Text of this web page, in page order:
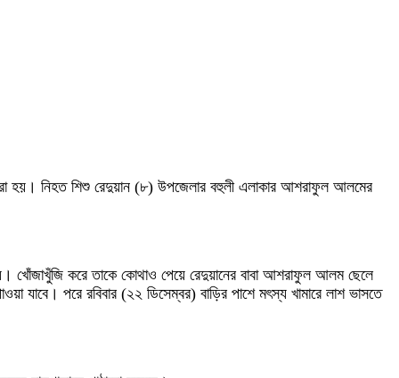
হয়। নিহত শিশু রেদুয়ান (৮) উপজেলার বহুলী এলাকার আশরাফুল আলমের
হয়। খোঁজাখুঁজি করে তাকে কোথাও পেয়ে রেদুয়ানের বাবা আশরাফুল আলম ছেলে
যাবে। পরে রবিবার (২২ ডিসেম্বর) বাড়ির পাশে মৎস্য খামারে লাশ ভাসতে